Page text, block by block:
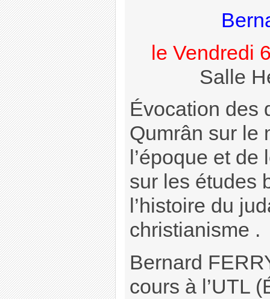
le Vendredi
Salle
Évocation des
Qumrân sur le
l’époque et
sur les études
l’histoire du
christianisme .
Bernard
cours à l’UTL